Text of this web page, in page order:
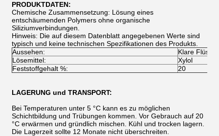
PRODUKTDATEN:
Chemische Zusammensetzung: Lösung eines
entschäumenden Polymers ohne organische
Siliziumverbindungen.
Hinweis: Die auf diesem Datenblatt angegebenen Werte sind
typisch und keine technischen Spezifikationen des Produkts.
Aussehen:
Klare
Lösemittel:
Xylol
Feststoffgehalt %:
20
LAGERUNG und TRANSPORT:
Bei Temperaturen unter 5 °C kann es zu möglichen
Schichtbildung und Trübungen kommen. Vor Gebrauch auf 20
°C erwärmen und gründlich mischen. Kühl und trocken lagern.
Die Lagerzeit sollte 12 Monate nicht überschreiten.